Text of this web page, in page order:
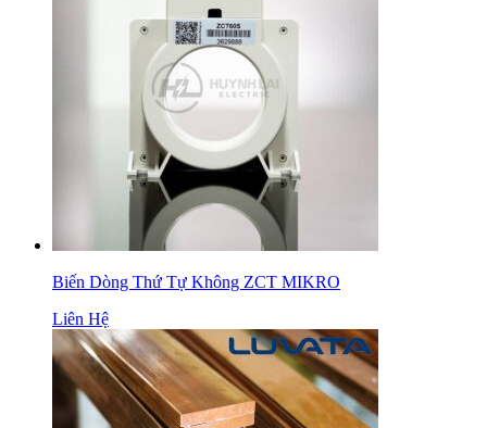
Biến Dòng Thứ Tự Không ZCT MIKRO
Liên Hệ